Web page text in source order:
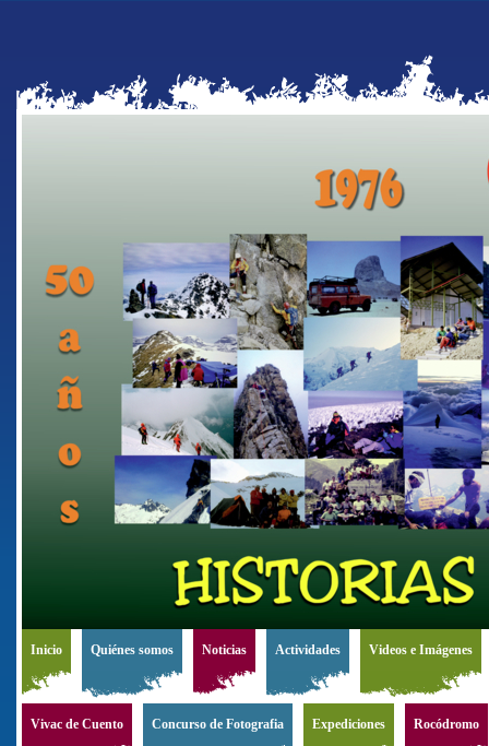
Inicio Quiénes somos Noticias Actividades Videos e Imágenes
Vivac de Cuento Concurso de Fotografia Expediciones Rocódromo